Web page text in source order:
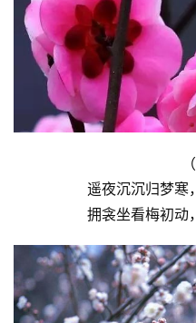
首
页
快
征
学
遥夜沉沉归梦寒
拥衾坐看梅初动